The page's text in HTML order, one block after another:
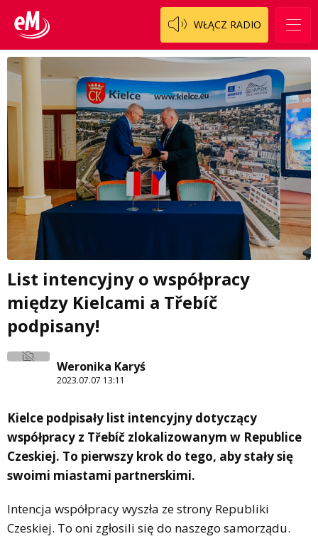
WŁĄCZ RADIO
List intencyjny o współpracy
między Kielcami a Třebíč
podpisany!
Weronika Karyś
2023.07.07 13:11
Kielce podpisały list intencyjny dotyczący
współpracy z Třebíč zlokalizowanym w Republice
Czeskiej. To pierwszy krok do tego, aby stały się
swoimi miastami partnerskimi.
Intencja współpracy wyszła ze strony Republiki
Czeskiej. To oni zgłosili się do naszego samorządu.